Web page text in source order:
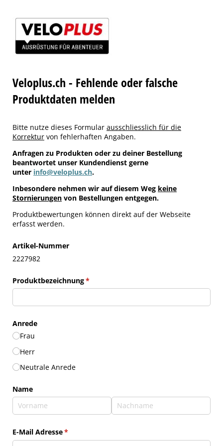
Veloplus.ch - Fehlende oder falsche
Produktdaten melden
Bitte nutze dieses Formular ausschliesslich für die
Korrektur von fehlerhaften Angaben.
Anfragen zu Produkten oder zu deiner Bestellung
beantwortet unser Kundendienst gerne
unter info@veloplus.ch.
Inbesondere nehmen wir auf diesem Weg keine
Stornierungen von Bestellungen entgegen.
Produktbewertungen können direkt auf der Webseite
erfasst werden.
Artikel-Nummer
2227982
Produktbezeichnung*
(erforderlich)
Anrede
Frau
Herr
Neutrale Anrede
Name
E-Mail Adresse*
(erforderlich)